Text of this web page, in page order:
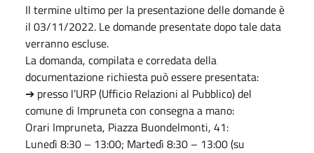
Il termine ultimo per la presentazione delle domande è
il 03/11/2022. Le domande presentate dopo tale data
verranno escluse.
La domanda, compilata e corredata della
documentazione richiesta può essere presentata:
➔ presso l’URP (Ufficio Relazioni al Pubblico) del
comune di Impruneta con consegna a mano:
Orari Impruneta, Piazza Buondelmonti, 41:
Lunedì 8:30 – 13:00; Martedì 8:30 – 13:00 (su